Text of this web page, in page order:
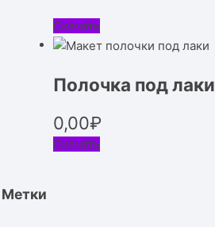
Скачать
Полочка под лаки
0,00₽
Скачать
Метки